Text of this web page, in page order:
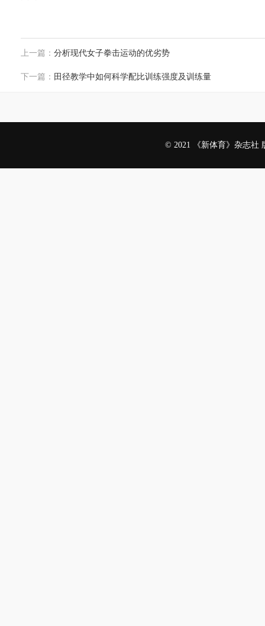
上一篇： 分析现代女子拳击运动的优劣势
下一篇： 田径教学中如何科学配比训练强度及训练量
© 2021 《新体育》杂志